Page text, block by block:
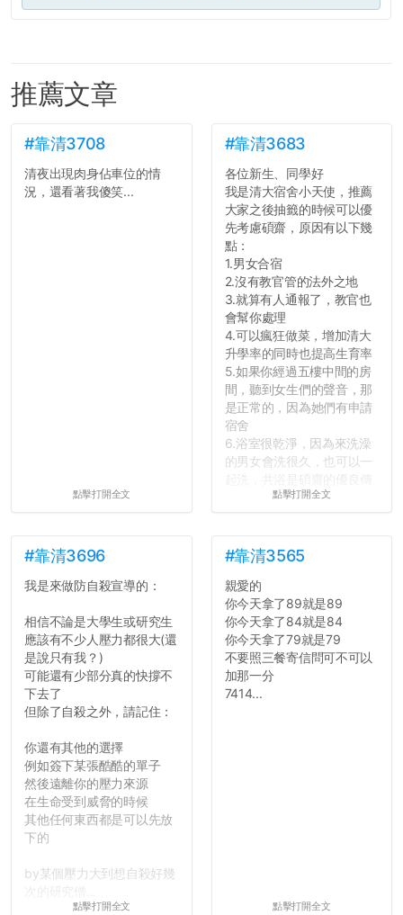
推薦文章
#靠清3708
清夜出現肉身佔車位的情
況，還看著我傻笑...
點擊打開全文
#靠清3683
各位新生、同學好
我是清大宿舍小天使，推薦
大家之後抽籤的時候可以優
先考慮碩齋，原因有以下幾
點：
1.男女合宿
2.沒有教官管的法外之地
3.就算有人通報了，教官也
會幫你處理
4.可以瘋狂做菜，增加清大
升學率的同時也提高生育率
5.如果你經過五樓中間的房
間，聽到女生們的聲音，那
是正常的，因為她們有申請
宿舍
6.浴室很乾淨，因為來洗澡
的男女會洗很久，也可以一
舍房間，都歡迎留言讓我知
道...
點擊打開全文
#靠清3696
我是來做防自殺宣導的：
相信不論是大學生或研究生
應該有不少人壓力都很大(還
是說只有我？)
可能還有少部分真的快撐不
下去了
但除了自殺之外，請記住：
你還有其他的選擇
例如簽下某張酷酷的單子
然後遠離你的壓力來源
在生命受到威脅的時候
其他任何東西都是可以先放
下的
by某個壓力大到想自殺好幾
點擊打開全文
#靠清3565
親愛的
你今天拿了89就是89
你今天拿了84就是84
你今天拿了79就是79
不要照三餐寄信問可不可以
加那一分
7414...
點擊打開全文